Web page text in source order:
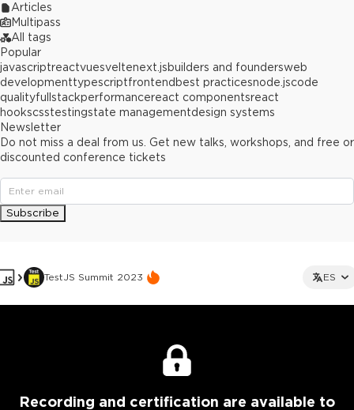
TestJS Summit 2023 ES
Recording and certification are available to
Articles
Multipass
All tags
Popular
javascriptreactvuesveltenext.jsbuilders and foundersweb
developmenttypescriptfrontend best practicesnode.jscode
qualityfullstackperformancereact componentsreact
hookscsstestingstate managementdesign systems
Newsletter
Do not miss a deal from us. Get new talks, workshops, and free or
discounted conference tickets
Subscribe